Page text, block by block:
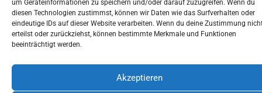
um Geräteinformationen zu speichern und/oder darauf zuzugreifen. Wenn du
diesen Technologien zustimmst, können wir Daten wie das Surfverhalten oder
eindeutige IDs auf dieser Website verarbeiten. Wenn du deine Zustimmung
erteilst oder zurückziehst, können bestimmte Merkmale und Funktionen
beeinträchtigt werden.
Akzeptieren